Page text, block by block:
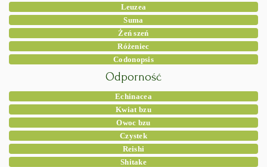
Leuzea
Suma
Żeń szeń
Różeniec
Codonopsis
Odporność
Echinacea
Kwiat bzu
Owoc bzu
Czystek
Reishi
Shitake